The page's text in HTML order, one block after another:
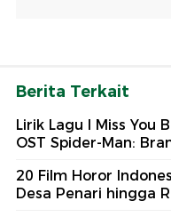
Berita Terkait
Lirik Lagu I Miss You
OST Spider-Man:
20 Film Horor
Desa Penari hingga